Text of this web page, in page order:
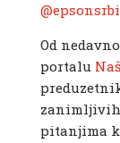
Od
portalu
pitanjima